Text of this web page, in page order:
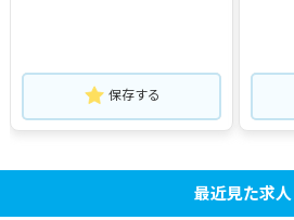
保存する
最近見た求人